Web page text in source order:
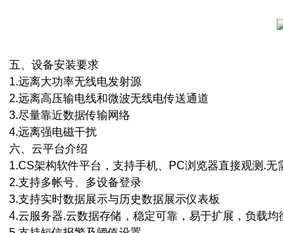
设备安装要求
离大功率无线电发射源
离高压输电线和微波无线电传送通道
量靠近数据传输网络
离强电磁干扰
云平台介绍
架构软件平台，支持手机、PC浏览器直接观测.无需
持多帐号、多设备登录
持实时数据展示与历史数据展示仪表板
服务器.云数据存储，稳定可靠，易于扩展，负载均